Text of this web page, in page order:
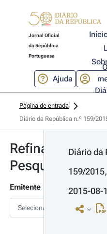
Jornal Oficial
da República
Portuguesa
Ajuda
O
Página de entrada
Diário da República n.º 159/
Refinar
Pesquisa
Emitente
Selecionar
Diário da
159/
2015-08-